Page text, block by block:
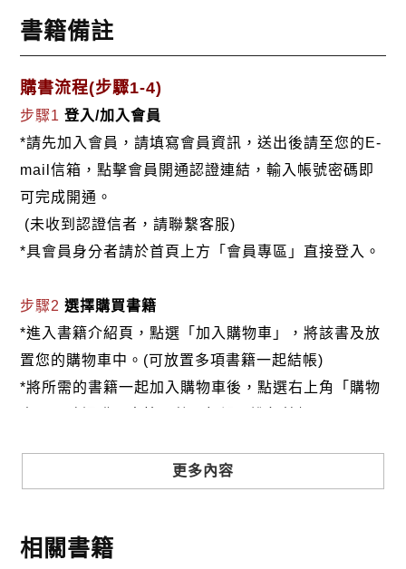
書籍備註
購書流程(步驟1-4)
步驟1登入/加入會員
*請先加入會員，請填寫會員資訊，送出後請至您的E-
mail信箱，點擊會員開通認證連結，輸入帳號密碼即
可完成開通。
(未收到認證信者，請聯繫客服)
*具會員身分者請於首頁上方「會員專區」直接登入。
步驟2選擇購買書籍
*進入書籍介紹頁，點選「加入購物車」，將該書及放
置您的購物車中。(可放置多項書籍一起結帳)
*將所需的書籍一起加入購物車後，點選右上角「購物
2.銀行轉帳:選擇銀行轉帳時，請填寫您的銀行帳號後
更多內容
相關書籍